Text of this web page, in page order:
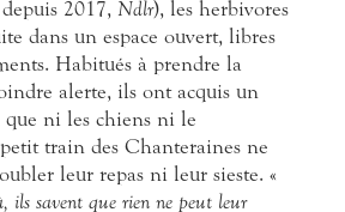
2017, Ndlr), les herbivores
dans un espace ouvert, libres
Habitués à prendre la
alerte, ils ont acquis un
que ni les chiens ni le
train des Chanteraines ne
leur repas ni leur sieste. «
ils savent que rien ne peut leur